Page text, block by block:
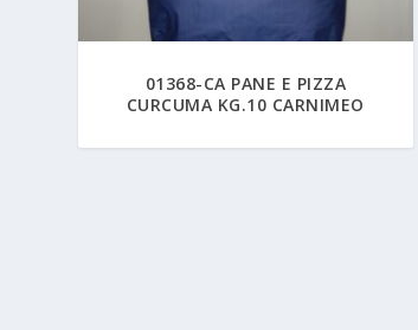
01368-CA PANE E PIZZA
CURCUMA KG.10 CARNIMEO